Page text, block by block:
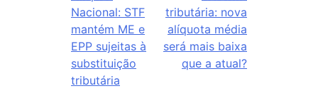
Nacional: STF
mantém ME e
EPP sujeitas à
substituição
tributária
tributária: nova
alíquota média
será mais baixa
que a atual?